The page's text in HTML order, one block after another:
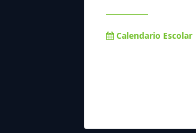
Calendario Escolar